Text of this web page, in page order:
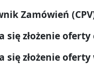
Zamówień
się złożenie
się złożenie